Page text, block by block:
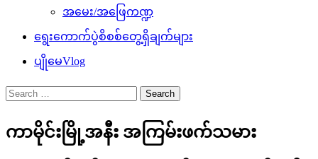
အမေး/အဖြေကဏ္ဍ
ရွေးကောက်ပွဲစိစစ်တွေ့ရှိချက်များ
ပျိုမေVlog
Search
for:
ကာမိုင်းမြို့အနီး အကြမ်းဖက်သမား